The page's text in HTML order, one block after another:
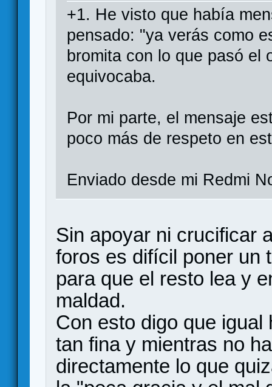
+1. He visto que había
pensado: "ya verás como
bromita con lo que pasó el
equivocaba.
Por mi parte, el mensaje
poco más de respeto en
Enviado desde mi Redmi
Sin apoyar ni crucificar
foros es difícil poner un
para que el resto lea y
maldad.
Con esto digo que
tan fina y mientras no
directamente lo que